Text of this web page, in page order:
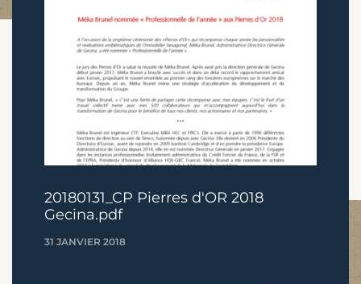
20180131_CP Pierres d'OR 2018
Gecina.pdf
31 JANVIER 2018